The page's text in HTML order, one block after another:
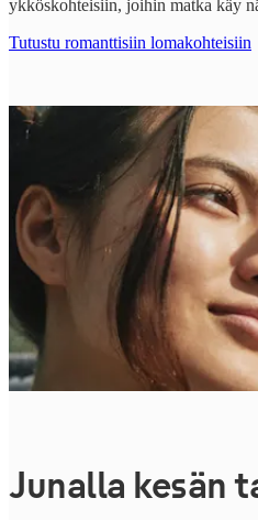
ykköskohteisiin, joihin matka käy
Tutustu romanttisiin lomakohteisiin
Junalla kesän